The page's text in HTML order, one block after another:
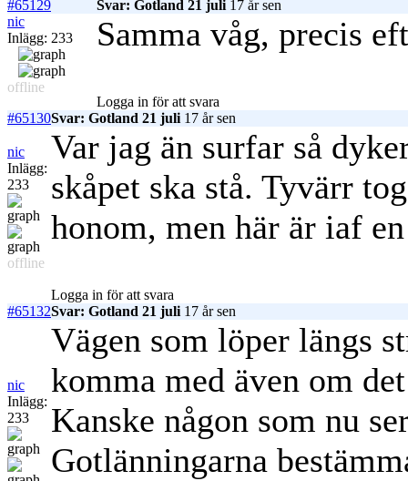
#65129
Svar: Gotland 21 juli17 år sen
nic
Inlägg: 233
offline
Samma våg, precis
Logga in för att svara
#65130Svar: Gotland 21 juli17 år sen
nic
Inlägg:
233
offline
Var jag än surfar så
skåpet ska stå. Tyvärr
honom, men här är iaf en
Logga in för att svara
#65132Svar: Gotland 21 juli17 år sen
nic
Inlägg:
233
Vägen som löper längs
komma med även om
Kanske någon som nu
Gotlänningarna